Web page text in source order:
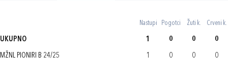
Nastupi Pogotci Žuti k. Crveni k.
UKUPNO 1 0 0 0
MŽNL PIONIRI B 24/25 1 0 0 0